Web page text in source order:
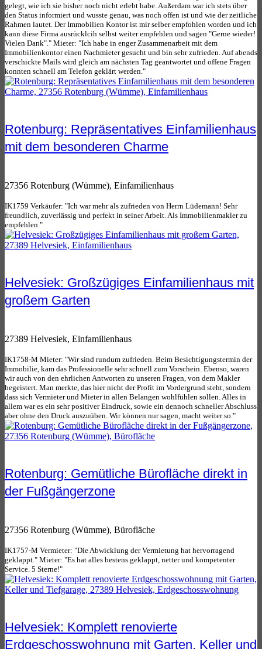
gelegt, wie ich sie bisher noch nicht erlebt habe. Außerdam war ich stets über
den Status informiert und wusste genau, was noch offen ist und wie der zeitliche
Rahmen lautet. Der Immobilien Kontor ist mir selber empfohlen worden und ich
kann diese Firma ausrücklcih selbst weiter empfehlen und sagen "Gerne wieder!
Vielen Dank"." Mieter: "Ich habe in enger Zusammenarbeit mit dem
Immobilienkontor einen Nachmieter gesucht und bin sehr zufrieden. Auf abends
verschickte Mails wird gleich am nächsten Tag geantwortet und offene Fragen
konnten schnell am Telefon geklärt werden."
Rotenburg: Repräsentatives Einfamilienhaus
mit dem besonderen Charme
27356 Rotenburg (Wümme), Einfamilienhaus
IK1759 Verkäufer: "Ich war mehr als zufrieden von Herrn Lüdemann! Sehr
freundlich, zuverlässig und perfekt in seiner Arbeit. Als Immobilienmakler zu
empfehlen."
Helvesiek: Großzügiges Einfamilienhaus mit
großem Garten
27389 Helvesiek, Einfamilienhaus
IK1758-M Mieter: "Wir sind rundum zufrieden. Beim Besichtigungstermin der
Immobilie, kam das Professionelle sehr schnell zum Vorschein. Ebenso, waren
wir auch von den ehrlichen Antworten zu unseren Fragen, von dem Makler
begeistert. Man merkte, das hier nicht der Profit im Vordergrund steht, sondern
dass sich Vermieter und Mieter in allen Belangen wohlfühlen sollen. Alles in
allem war es ein sehr positiver Eindruck, sowie ein dennoch schneller Abschluss
aber ohne den Druck auszuüben. Wir können nur sagen, macht weiter so."
Rotenburg: Gemütliche Bürofläche direkt in
der Fußgängerzone
27356 Rotenburg (Wümme), Bürofläche
IK1757-M Vermieter: "Die Abwicklung der Vermietung hat hervorragend
geklappt." Mieter: "Es hat alles bestens geklappt, netter und kompetenter
Service. 5 Sterne!"
Helvesiek: Komplett renovierte
Erdgeschosswohnung mit Garten, Keller und